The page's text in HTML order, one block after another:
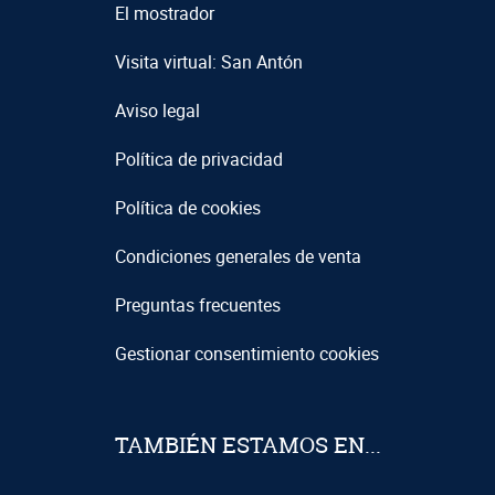
El mostrador
Visita virtual: San Antón
Aviso legal
Política de privacidad
Política de cookies
Condiciones generales de venta
Preguntas frecuentes
Gestionar consentimiento cookies
TAMBIÉN ESTAMOS EN...